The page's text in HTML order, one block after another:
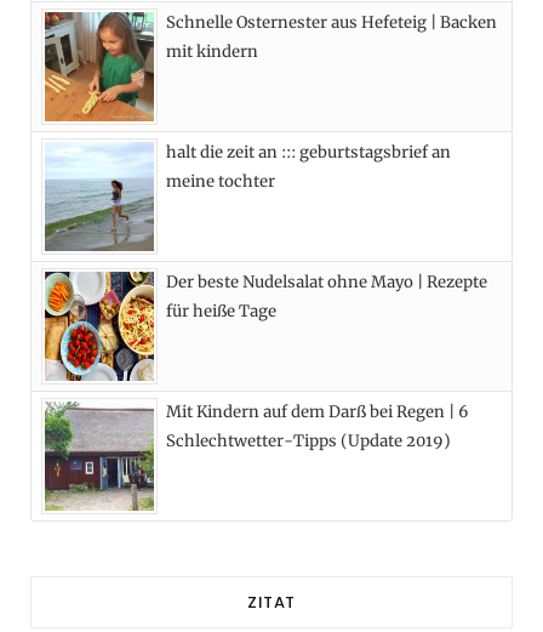
k
e
a
s
Schnelle Osternester aus Hefeteig | Backen
mit kindern
halt die zeit an ::: geburtstagsbrief an
meine tochter
Der beste Nudelsalat ohne Mayo | Rezepte
für heiße Tage
Mit Kindern auf dem Darß bei Regen | 6
Schlechtwetter-Tipps (Update 2019)
ZITAT